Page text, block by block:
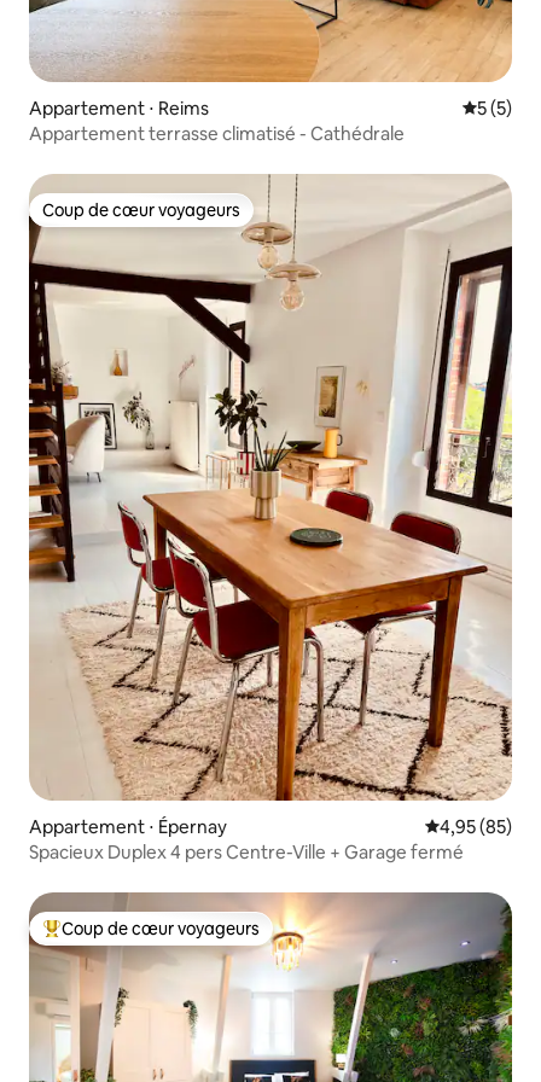
Appartement ⋅ Reims
5 (5)
Appartement terrasse climatisé - Cathédrale
Coup de cœur voyageurs
Coup de cœur voyageurs
Appartement ⋅ Épernay Évaluation
4,95 (85)
Spacieux Duplex 4 pers Centre-Ville + Garage fermé
Coups de cœur voyageurs les plus appréciés
Coup de cœur voyageurs